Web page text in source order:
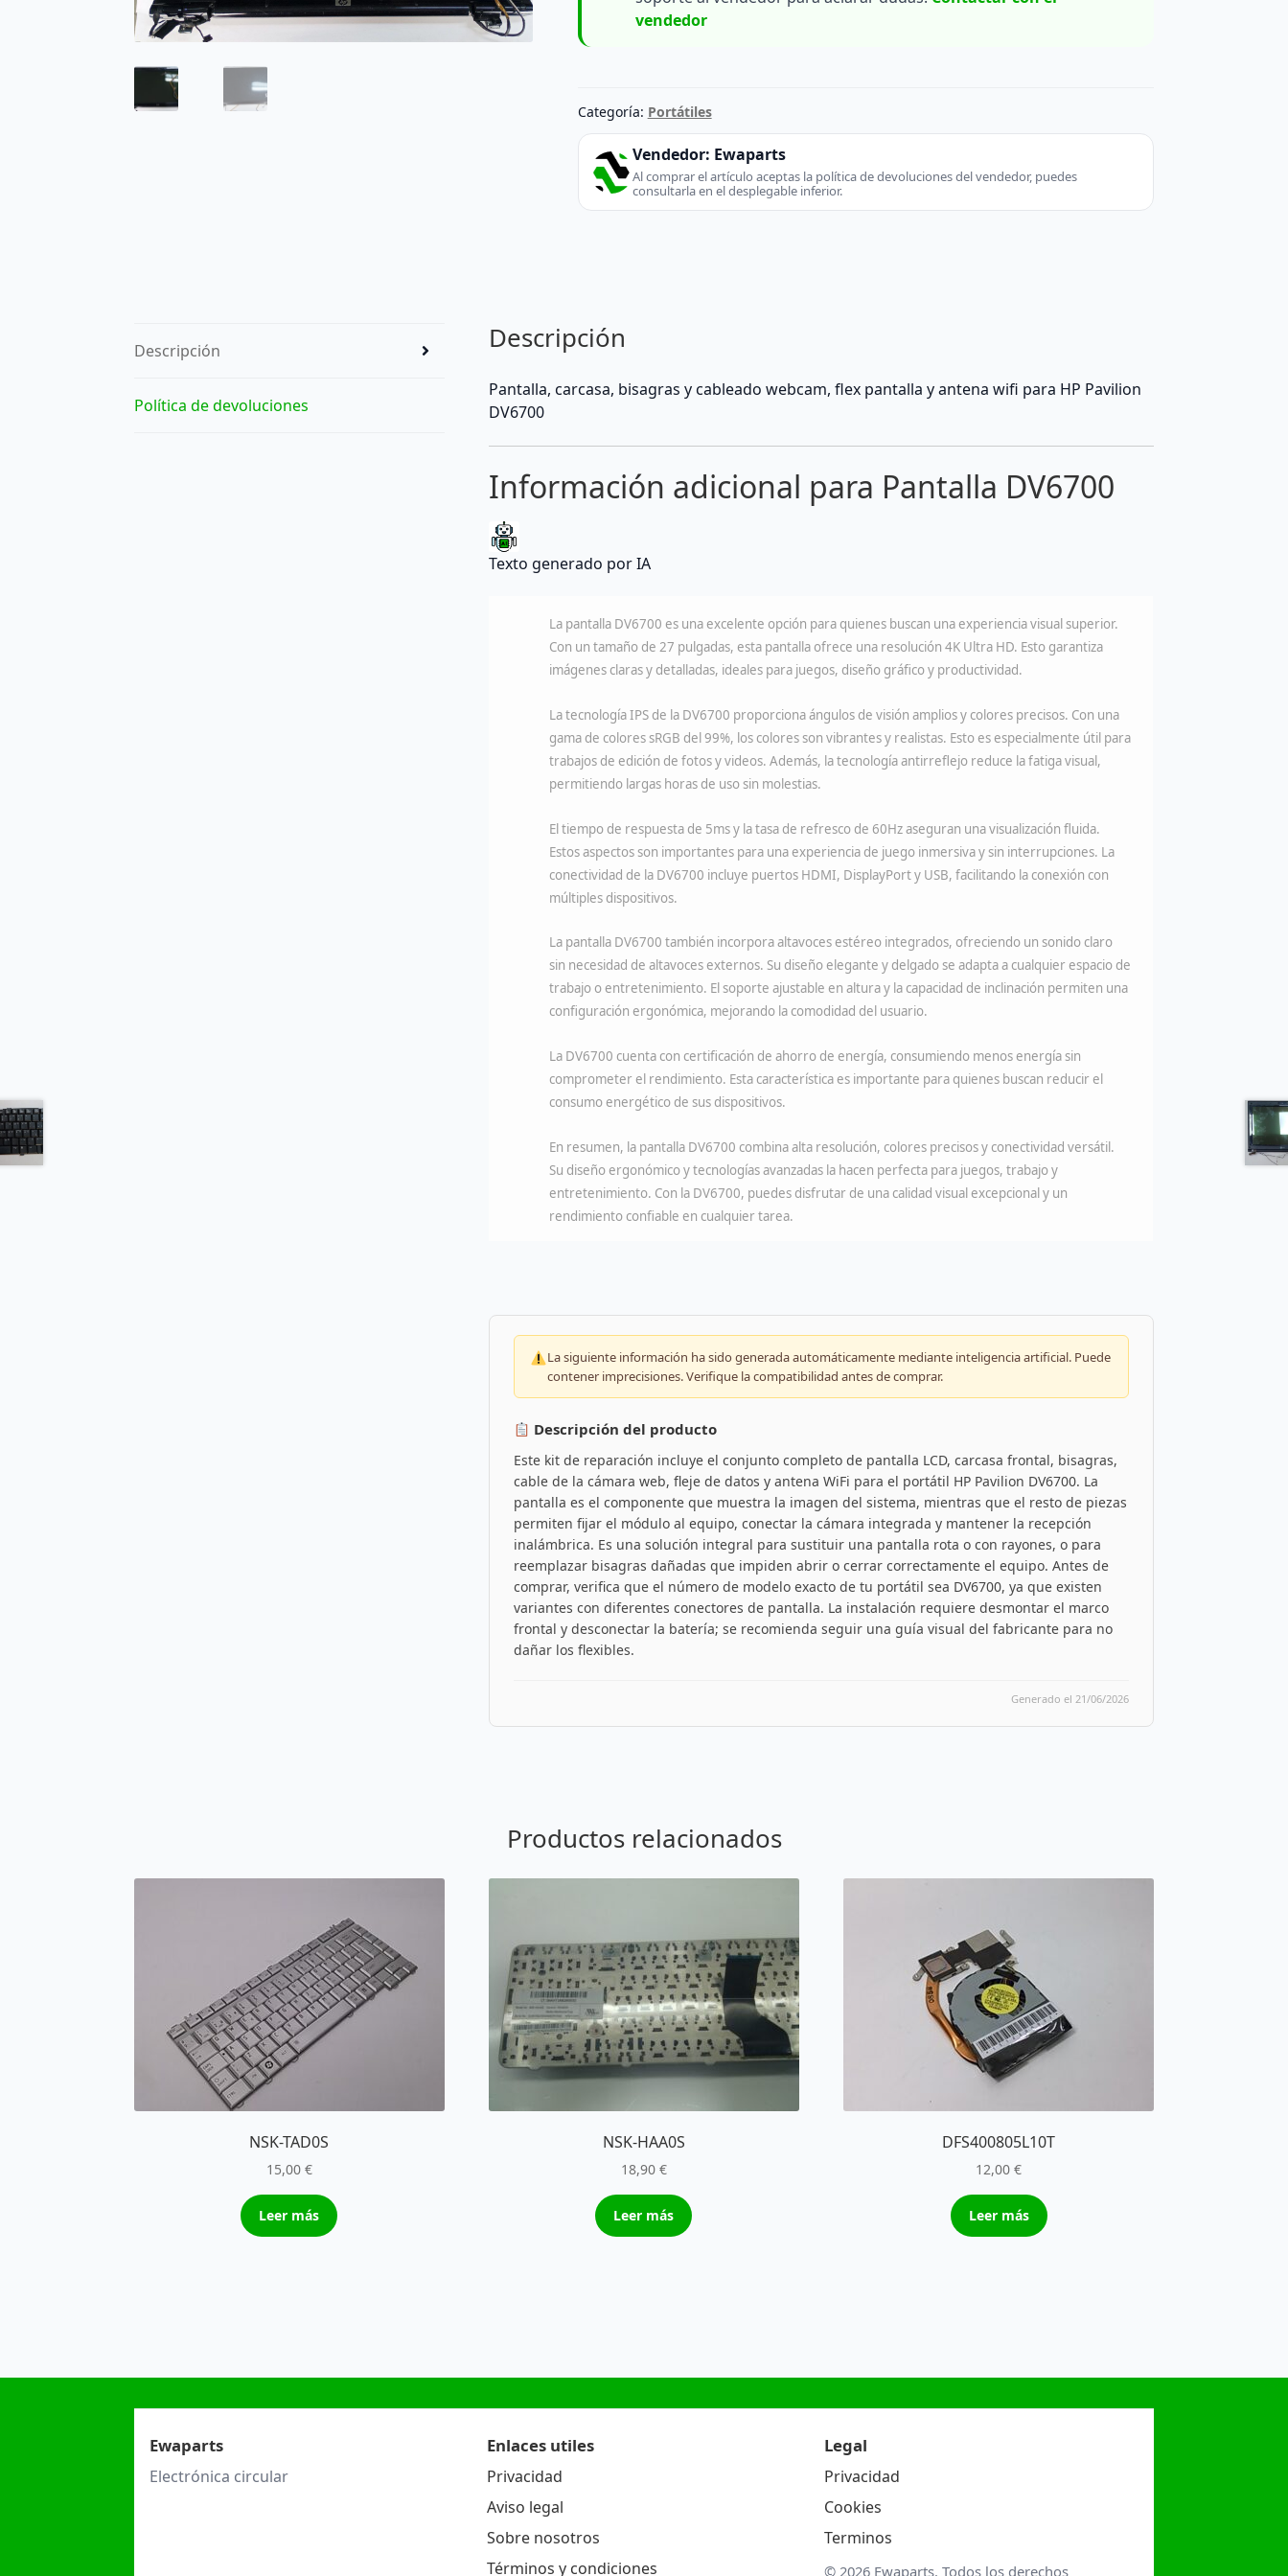
vendedor
Categoría: Portátiles
Vendedor: Ewaparts
Al comprar el artículo aceptas la política de devoluciones del vendedor, puedes
consultarla en el desplegable inferior.
Descripción
Política de devoluciones
Descripción
Pantalla, carcasa, bisagras y cableado webcam, flex pantalla y antena wifi para HP Pavilion
DV6700
Información adicional para Pantalla DV6700
Texto generado por IA
La pantalla DV6700 es una excelente opción para quienes buscan una experiencia visual superior.
Con un tamaño de 27 pulgadas, esta pantalla ofrece una resolución 4K Ultra HD. Esto garantiza
imágenes claras y detalladas, ideales para juegos, diseño gráfico y productividad.
La tecnología IPS de la DV6700 proporciona ángulos de visión amplios y colores precisos. Con una
gama de colores sRGB del 99%, los colores son vibrantes y realistas. Esto es especialmente útil para
trabajos de edición de fotos y videos. Además, la tecnología antirreflejo reduce la fatiga visual,
permitiendo largas horas de uso sin molestias.
El tiempo de respuesta de 5ms y la tasa de refresco de 60Hz aseguran una visualización fluida.
Estos aspectos son importantes para una experiencia de juego inmersiva y sin interrupciones. La
conectividad de la DV6700 incluye puertos HDMI, DisplayPort y USB, facilitando la conexión con
múltiples dispositivos.
La pantalla DV6700 también incorpora altavoces estéreo integrados, ofreciendo un sonido claro
sin necesidad de altavoces externos. Su diseño elegante y delgado se adapta a cualquier espacio de
trabajo o entretenimiento. El soporte ajustable en altura y la capacidad de inclinación permiten una
configuración ergonómica, mejorando la comodidad del usuario.
La DV6700 cuenta con certificación de ahorro de energía, consumiendo menos energía sin
comprometer el rendimiento. Esta característica es importante para quienes buscan reducir el
consumo energético de sus dispositivos.
En resumen, la pantalla DV6700 combina alta resolución, colores precisos y conectividad versátil.
Su diseño ergonómico y tecnologías avanzadas la hacen perfecta para juegos, trabajo y
entretenimiento. Con la DV6700, puedes disfrutar de una calidad visual excepcional y un
rendimiento confiable en cualquier tarea.
La siguiente información ha sido generada automáticamente mediante inteligencia artificial. Puede
contener imprecisiones. Verifique la compatibilidad antes de comprar.
Descripción del producto
Este kit de reparación incluye el conjunto completo de pantalla LCD, carcasa frontal, bisagras,
cable de la cámara web, fleje de datos y antena WiFi para el portátil HP Pavilion DV6700. La
pantalla es el componente que muestra la imagen del sistema, mientras que el resto de piezas
permiten fijar el módulo al equipo, conectar la cámara integrada y mantener la recepción
inalámbrica. Es una solución integral para sustituir una pantalla rota o con rayones, o para
reemplazar bisagras dañadas que impiden abrir o cerrar correctamente el equipo. Antes de
comprar, verifica que el número de modelo exacto de tu portátil sea DV6700, ya que existen
variantes con diferentes conectores de pantalla. La instalación requiere desmontar el marco
frontal y desconectar la batería; se recomienda seguir una guía visual del fabricante para no
dañar los flexibles.
Generado el 21/06/2026
Productos relacionados
NSK-TAD0S
15,00 €
Leer más
NSK-HAA0S
18,90 €
Leer más
DFS400805L10T
12,00€
Leer más
Ewaparts
Electrónica circular
Enlaces utiles
Privacidad
Aviso legal
Sobre nosotros
Términos y condiciones
Legal
Privacidad
Cookies
Terminos
© 2026 Ewaparts. Todos los derechos